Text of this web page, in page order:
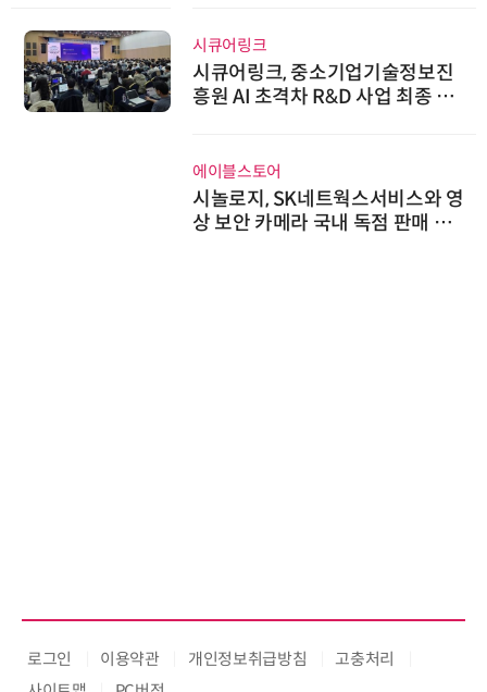
시큐어링크
시큐어링크, 중소기업기술정보진
흥원 AI 초격차 R&D 사업 최종 선
시놀로지, SK네트웍스서비스와 영
상 보안 카메라 국내 독점 판매 파
로그인 이용약관 개인정보취급방침
고충처리